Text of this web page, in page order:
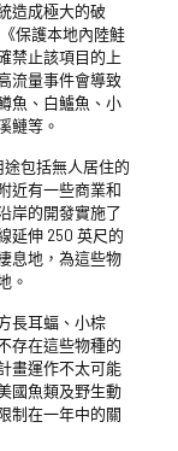
造成極大的破
保護本地內陸鮭
禁止該項目的上
流量事件會導致
魚、白鱸魚、小
鰱等。
包括無人居住的
近有一些商業和
岸的開發實施了
延伸 250 英尺的
息地，為這些物
。
長耳蝠、小棕
存在這些物種的
畫運作不太可能
國魚類及野生動
制在一年中的關